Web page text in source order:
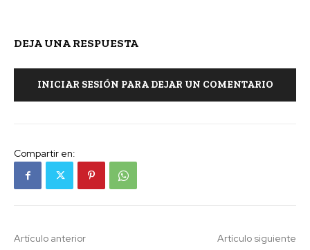
DEJA UNA RESPUESTA
INICIAR SESIÓN PARA DEJAR UN COMENTARIO
Compartir en:
Artículo anterior Artículo siguiente